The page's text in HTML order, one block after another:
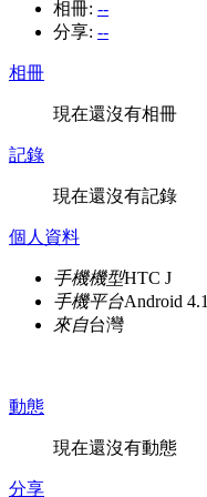
相冊: --
分享: --
相冊
現在還沒有相冊
記錄
現在還沒有記錄
個人資料
手機機型HTC J
手機平台Android 4.1
來自台灣
動態
現在還沒有動態
分享